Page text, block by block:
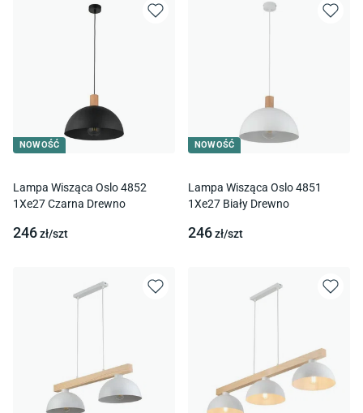
NOWOŚĆ
Lampa Wisząca Oslo 4852
1Xe27 Czarna Drewno
246zł/szt
NOWOŚĆ
Lampa Wisząca Oslo 4851
1Xe27 Biały Drewno
246zł/szt